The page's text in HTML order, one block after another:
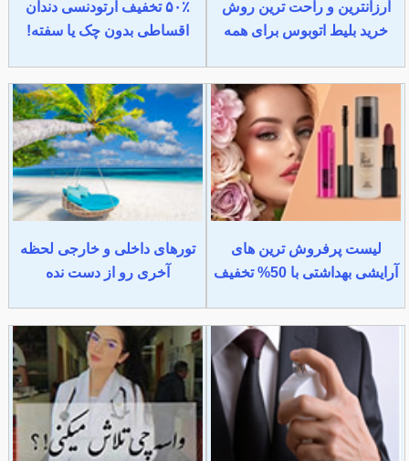
ارزانترین و راحت ترین روش
خرید بلیط اتوبوس برای همه
۵۰٪ تخفیف ارتودنسی دندان
اقساطی بدون چک یا سفته!
لیست پرفروش ترین های
آرایشی بهداشتی با 50% تخفیف
تورهای داخلی و خارجی لحظه
آخری رو از دست نده